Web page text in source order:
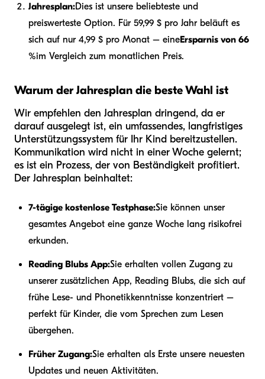
Jahresplan:Dies ist unsere beliebteste und
preiswerteste Option. Für 59,99 $ pro Jahr beläuft es
sich auf nur 4,99 $ pro Monat – eineErsparnis von 66
%im Vergleich zum monatlichen Preis.
Warum der Jahresplan die beste Wahl ist
Wir empfehlen den Jahresplan dringend, da er
darauf ausgelegt ist, ein umfassendes, langfristiges
Unterstützungssystem für Ihr Kind bereitzustellen.
Kommunikation wird nicht in einer Woche gelernt;
es ist ein Prozess, der von Beständigkeit profitiert.
Der Jahresplan beinhaltet:
7-tägige kostenlose Testphase:Sie können unser
gesamtes Angebot eine ganze Woche lang risikofrei
erkunden.
Reading Blubs App:Sie erhalten vollen Zugang zu
unserer zusätzlichen App, Reading Blubs, die sich auf
frühe Lese- und Phonetikkenntnisse konzentriert –
perfekt für Kinder, die vom Sprechen zum Lesen
übergehen.
Früher Zugang:Sie erhalten als Erste unsere neuesten
Updates und neuen Aktivitäten.